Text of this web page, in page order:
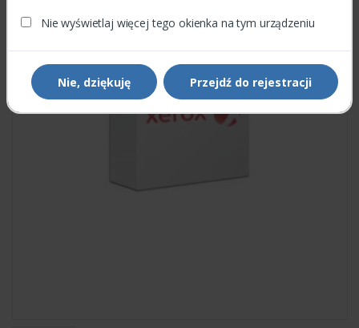
Nie wyświetlaj więcej tego okienka na tym urządzeniu
Nie, dziękuję Przejdź do rejestracji